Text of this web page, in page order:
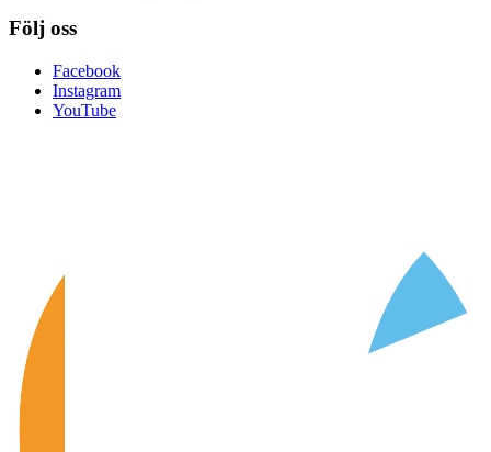
Följ oss
Facebook
Instagram
YouTube